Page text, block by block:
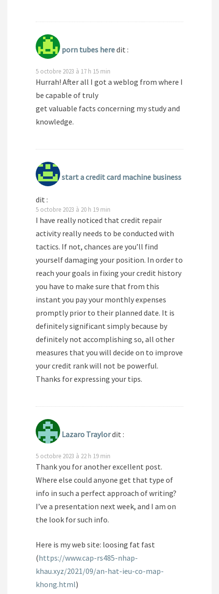
porn tubes heredit :
5 octobre 2023 à 17 h 15 min
Hurrah! After all I got a weblog from where I
be capable of truly
get valuable facts concerning my study and
knowledge.
start a credit card machine business
dit :
5 octobre 2023 à 20 h 19 min
I have really noticed that credit repair
activity really needs to be conducted with
tactics. If not, chances are you’ll find
yourself damaging your position. In order to
reach your goals in fixing your credit history
you have to make sure that from this
instant you pay your monthly expenses
promptly prior to their planned date. It is
definitely significant simply because by
definitely not accomplishing so, all other
measures that you will decide on to improve
your credit rank will not be powerful.
Thanks for expressing your tips.
Lazaro Traylordit :
5 octobre 2023 à 22 h 19 min
Thank you for another excellent post.
Where else could anyone get that type of
info in such a perfect approach of writing?
I’ve a presentation next week, and I am on
the look for such info.
Here is my web site: loosing fat fast
(https://www.cap-rs485-nhap-
khau.xyz/2021/09/an-hat-ieu-co-map-
khong.html)